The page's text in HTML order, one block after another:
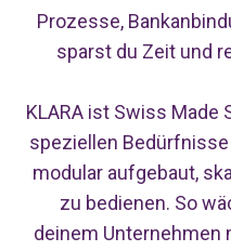
Prozesse,
sparst du Zeit und
KLARA ist Swiss
speziellen
modular aufgebaut,
zu bedienen. So
deinem